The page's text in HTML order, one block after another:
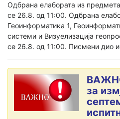
Oдбрана елабората из
се 26.8. од 11:00. Одбрана
Геоинформатика 1,
системи и Визуелизација
се 26.8. од 11:00. Писмени дио
за